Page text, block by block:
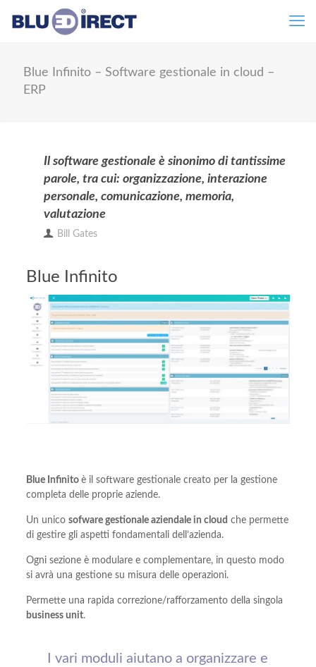
Blue Infinito – Software gestionale in cloud –
ERP
Il software gestionale è sinonimo di tantissime
parole, tra cui: organizzazione, interazione
personale, comunicazione, memoria,
valutazione
Bill Gates
Blue Infinito
Blue Infinito è il software gestionale creato per la gestione
completa delle proprie aziende.
Un unico sofware gestionale aziendale in cloud che permette
di gestire gli aspetti fondamentali dell’azienda.
Ogni sezione è modulare e complementare, in questo modo
si avrà una gestione su misura delle operazioni.
Permette una rapida correzione/rafforzamento della singola
business unit.
I vari moduli aiutano a organizzare e